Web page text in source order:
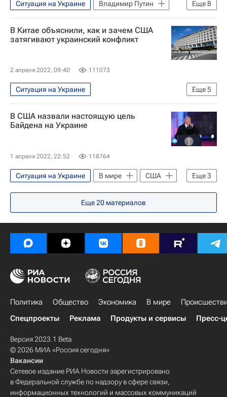
Еще8
Ситуация на Украине
Владимир Путин
Фрэнсис Фукуяма
Вашингтон (город)
Киев
НАТО В мире
Китай
В Китае объяснили, как и зачем США
затягивают украинский конфликт
2 апреля 2022, 09:40 111073
Еще5
Ситуация на Украине
Специальная военная операция на Украине
В мире
Россия США
В США назвали настоящую цель
Байдена на Украине
1 апреля 2022, 22:52 118764
Еще3
Ситуация на Украине В мире
США
Россия
Украина
Джо Байден
Еще20 материалов
Политика Общество Экономика В мире
Спецпроекты
Реклама Продукты и сервисы Пресс-
Версия 2023.1 Beta
© 2026 МИА «Россия сегодня»
Вакансии
Сетевое издание РИА Новости зарегистрировано
в Федеральной службе по надзору в сфере связи,
информационных технологий и массовых коммуникаций